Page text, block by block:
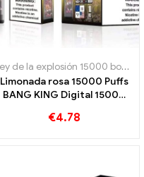
,Cigarrillos electrónicos
rey de la explosión 15000 bocanadas
Limonada rosa 15000 Puffs
BANG KING Digital 15000
refrescante
€4.78